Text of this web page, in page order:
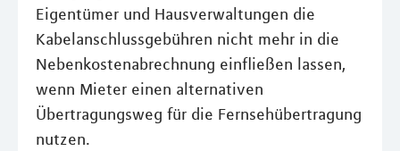
Eigentümer und Hausverwaltungen die
Kabelanschlussgebühren nicht mehr in die
Nebenkostenabrechnung einfließen lassen,
wenn Mieter einen alternativen
Übertragungsweg für die Fernsehübertragung
nutzen.